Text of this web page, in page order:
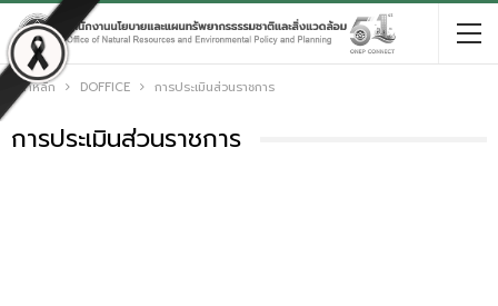
หน้าหลัก DOFFICE การประเมินส่วนราชการ
การประเมินส่วนราชการ